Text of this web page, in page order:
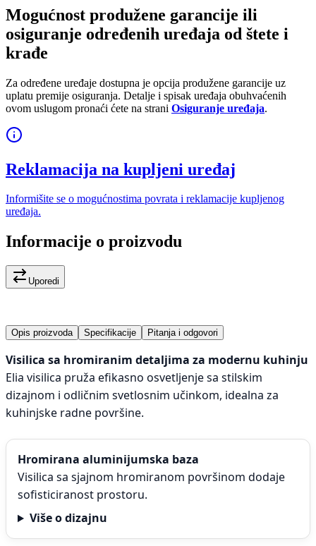
Mogućnost produžene garancije ili
osiguranje određenih uređaja od štete i
krađe
Za određene uređaje dostupna je opcija produžene garancije uz
uplatu premije osiguranja. Detalje i spisak uređaja obuhvaćenih
ovom uslugom pronaći ćete na strani Osiguranje uređaja.
Reklamacija na kupljeni uređaj
Informišite se o mogućnostima povrata i reklamacije kupljenog
uređaja.
Informacije o proizvodu
Uporedi
Opis proizvoda Specifikacije Pitanja i odgovori
Visilica sa hromiranim detaljima za modernu kuhinju
Elia visilica pruža efikasno osvetljenje sa stilskim
dizajnom i odličnim svetlosnim učinkom, idealna za
kuhinjske radne površine.
Hromirana aluminijumska baza
Visilica sa sjajnom hromiranom površinom dodaje
sofisticiranost prostoru.
Više o dizajnu